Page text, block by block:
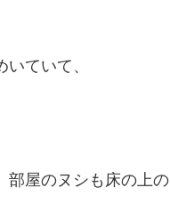
ていて、
部屋のヌシも床の上の